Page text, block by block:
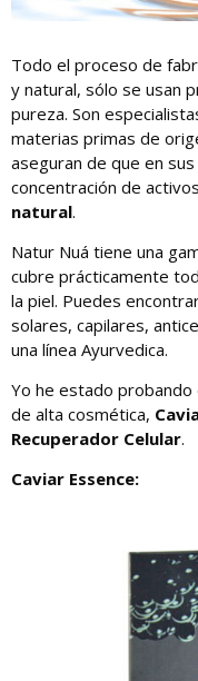
Todo el proceso de
y natural, sólo se usan
pureza. Son
materias primas de
aseguran de que en
concentración de
natural.
Natur Nuá tiene una
cubre prácticamente
la piel. Puedes
solares, capilares,
una línea Ayurvedica.
Yo he estado
de alta cosmética,
Recuperador Celular.
Caviar Essence: